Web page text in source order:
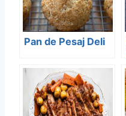
Pan de Pesaj Deli